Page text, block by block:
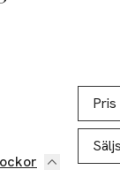
Pris
Lista